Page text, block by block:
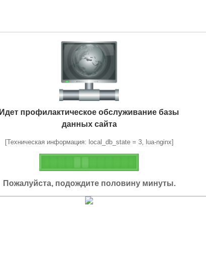
Идет профилактическое обслуживание базы
данных сайта
[Техническая информация: local_db_state = 3, lua-nginx]
Пожалуйста, подождите половину минуты.